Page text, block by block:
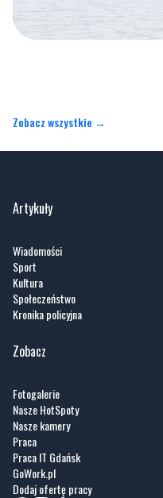
Zobacz wszystkie →
Artykuły
Wiadomości
Sport
Kultura
Społeczeństwo
Kronika policyjna
Zobacz
Fotogalerie
Nasze HotSpoty
Nasze kamery
Praca
Praca IT Gdańsk
GoWork.pl
Dodaj ofertę pracy